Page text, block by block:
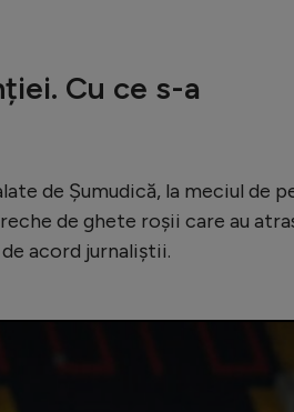
Cu ce s-a
de Șumudică, la meciul de
de ghete roșii care au
acord jurnaliștii.